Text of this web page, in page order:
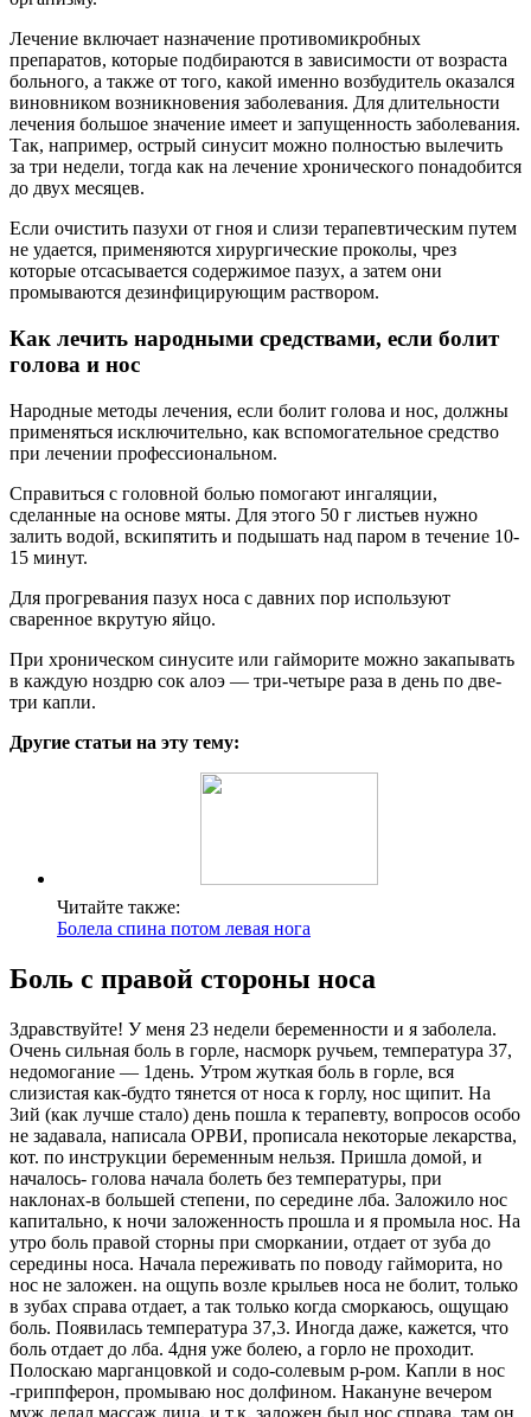
Лечение включает назначение противомикробных
препаратов, которые подбираются в зависимости от возраста
больного, а также от того, какой именно возбудитель оказался
виновником возникновения заболевания. Для длительности
лечения большое значение имеет и запущенность заболевания.
Так, например, острый синусит можно полностью вылечить
за три недели, тогда как на лечение хронического понадобится
до двух месяцев.
Если очистить пазухи от гноя и слизи терапевтическим путем
не удается, применяются хирургические проколы, чрез
которые отсасывается содержимое пазух, а затем они
промываются дезинфицирующим раствором.
Как лечить народными средствами, если болит
голова и нос
Народные методы лечения, если болит голова и нос, должны
применяться исключительно, как вспомогательное средство
при лечении профессиональном.
Справиться с головной болью помогают ингаляции,
сделанные на основе мяты. Для этого 50 г листьев нужно
залить водой, вскипятить и подышать над паром в течение 10-
15 минут.
Для прогревания пазух носа с давних пор используют
сваренное вкрутую яйцо.
При хроническом синусите или гайморите можно закапывать
в каждую ноздрю сок алоэ — три-четыре раза в день по две-
три капли.
Другие статьи на эту тему:
Читайте также:
Болела спина потом левая нога
Боль с правой стороны носа
Здравствуйте! У меня 23 недели беременности и я заболела.
Очень сильная боль в горле, насморк ручьем, температура 37,
недомогание — 1день. Утром жуткая боль в горле, вся
слизистая как-будто тянется от носа к горлу, нос щипит. На
3ий (как лучше стало) день пошла к терапевту, вопросов особо
не задавала, написала ОРВИ, прописала некоторые лекарства,
кот. по инструкции беременным нельзя. Пришла домой, и
началось- голова начала болеть без температуры, при
наклонах-в большей степени, по середине лба. Заложило нос
капитально, к ночи заложенность прошла и я промыла нос. На
утро боль правой сторны при сморкании, отдает от зуба до
середины носа. Начала переживать по поводу гайморита, но
нос не заложен. на ощупь возле крыльев носа не болит, только
в зубах справа отдает, а так только когда сморкаюсь, ощущаю
боль. Появилась температура 37,3. Иногда даже, кажется, что
боль отдает до лба. 4дня уже болею, а горло не проходит.
Полоскаю марганцовкой и содо-солевым р-ром. Капли в нос
-гриппферон, промываю нос долфином. Накануне вечером
муж делал массаж лица, и т.к. заложен был нос справа, там он